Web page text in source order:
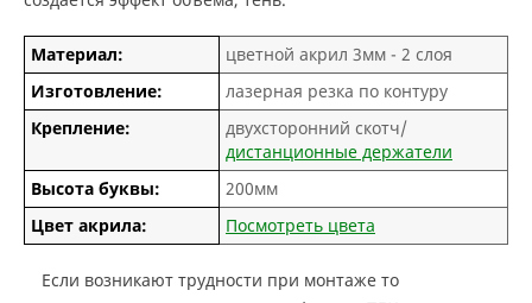
Материал:
цветной акрил 3мм - 2 слоя
Изготовление:
лазерная резка по контуру
Крепление:
двухсторонний скотч/
дистанционные держатели
Высота буквы:
200мм
Цвет акрила:
Посмотреть цвета
Если возникают трудности при монтаже то